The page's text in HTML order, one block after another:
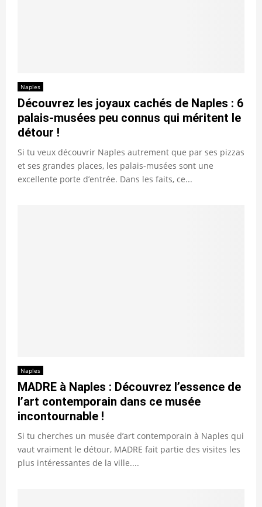
Naples
Découvrez les joyaux cachés de Naples : 6
palais-musées peu connus qui méritent le
détour !
Si tu veux découvrir Naples autrement que par ses pizzas
et ses grandes places, les palais-musées sont une
excellente porte d’entrée. Dans les faits, ce...
Naples
MADRE à Naples : Découvrez l’essence de
l’art contemporain dans ce musée
incontournable !
Si tu cherches un musée d’art contemporain à Naples qui
vaut vraiment le détour, MADRE fait partie des visites les
plus intéressantes de la ville....